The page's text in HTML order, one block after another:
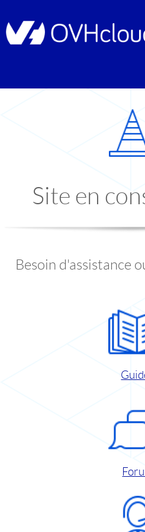
Site en
Besoin d'assistance